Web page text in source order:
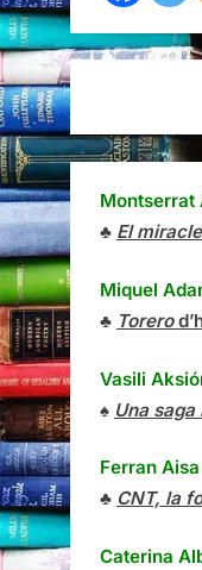
Montserrat
♣ El
Miquel
♣ Torero
Vasili
♠ Una
Ferran Aisa
♣ CNT, la
Caterina